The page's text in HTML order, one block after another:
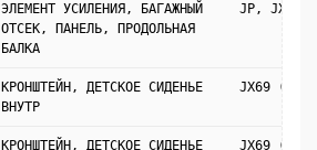
ЭЛЕМЕНТ УСИЛЕНИЯ, БАГАЖНЫЙ
ОТСЕК, ПАНЕЛЬ, ПРОДОЛЬНАЯ
БАЛКА
JP, JX69
КРОНШТЕЙН, ДЕТСКОЕ СИДЕНЬЕ
ВНУТР
JX69 (UQJ)
КРОНШТЕЙН, ДЕТСКОЕ СИДЕНЬЕ
JX69 (UQJ)